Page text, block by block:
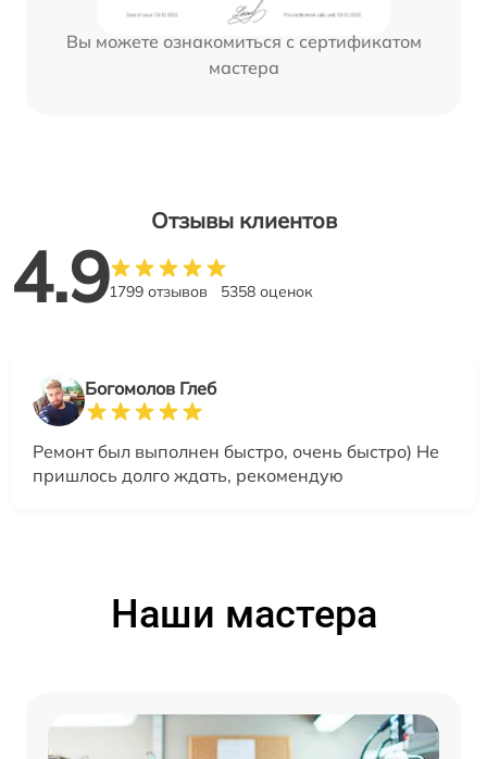
Вы можете ознакомиться с сертификатом
мастера
Отзывы клиентов
4.91799 отзывов 5358 оценок
Богомолов Глеб
Ремонт был выполнен быстро, очень быстро) Не
пришлось долго ждать, рекомендую
Наши мастера